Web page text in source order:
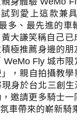
到愛上這款兼
多、最先進的車
大謙笑稱自己已
極推薦身邊的
WeMo Fly 城市限
，親自拍攝教
身於台北三創
邀請更多騎士
車帶來的嶄新騎